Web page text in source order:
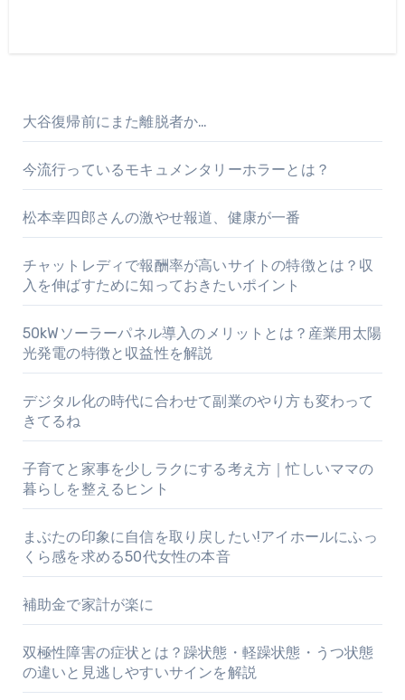
大谷復帰前にまた離脱者か…
今流行っているモキュメンタリーホラーとは？
松本幸四郎さんの激やせ報道、健康が一番
チャットレディで報酬率が高いサイトの特徴とは？収
入を伸ばすために知っておきたいポイント
50kWソーラーパネル導入のメリットとは？産業用太陽
光発電の特徴と収益性を解説
デジタル化の時代に合わせて副業のやり方も変わって
きてるね
子育てと家事を少しラクにする考え方｜忙しいママの
暮らしを整えるヒント
まぶたの印象に自信を取り戻したい!アイホールにふっ
くら感を求める50代女性の本音
補助金で家計が楽に
双極性障害の症状とは？躁状態・軽躁状態・うつ状態
の違いと見逃しやすいサインを解説